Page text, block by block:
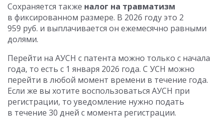
Сохраняется также налог на травматизм
в фиксированном размере. В 2026 году это 2
959 руб. и выплачивается он ежемесячно равными
долями.
Перейти на АУСН с патента можно только с начала
года, то есть с 1 января 2026 года. С УСН можно
перейти в любой момент времени в течение года.
Если же вы хотите воспользоваться АУСН при
регистрации, то уведомление нужно подать
в течение 30 дней с момента регистрации.